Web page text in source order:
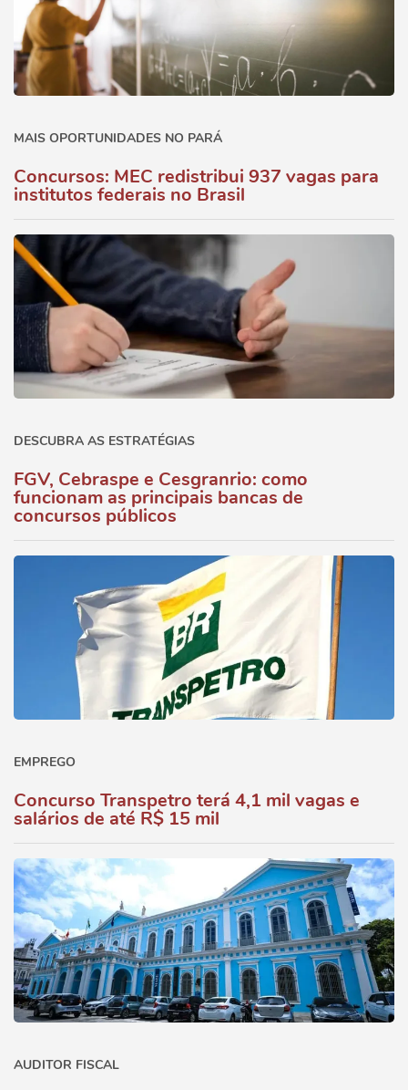
MAIS OPORTUNIDADES NO PARÁ
Concursos: MEC redistribui 937 vagas para
institutos federais no Brasil
DESCUBRA AS ESTRATÉGIAS
FGV, Cebraspe e Cesgranrio: como
funcionam as principais bancas de
concursos públicos
EMPREGO
Concurso Transpetro terá 4,1 mil vagas e
salários de até R$ 15 mil
AUDITOR FISCAL